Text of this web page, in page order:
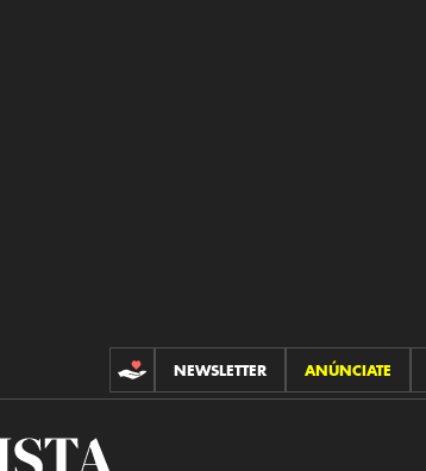
CONTRIBUCIONES
NEWSLETTER ANÚNCIATE